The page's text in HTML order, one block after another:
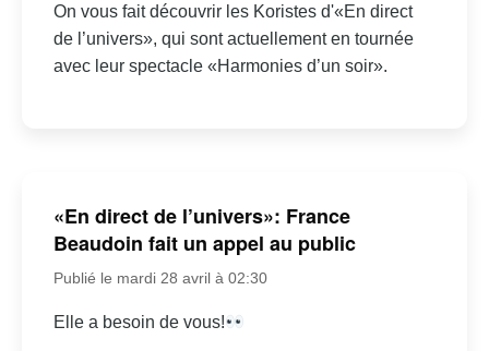
On vous fait découvrir les Koristes d'«En direct
de l’univers», qui sont actuellement en tournée
avec leur spectacle «Harmonies d’un soir».
«En direct de l’univers»: France
Beaudoin fait un appel au public
Publié le mardi 28 avril à 02:30
Elle a besoin de vous!